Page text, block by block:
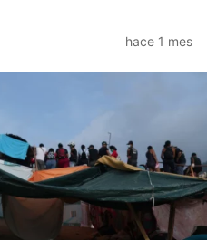
hace 1 mes